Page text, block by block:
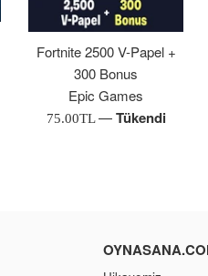
Fortnite 2500 V-Papel +
300 Bonus
Epic Games
Normal
75.00TL—Tükendi